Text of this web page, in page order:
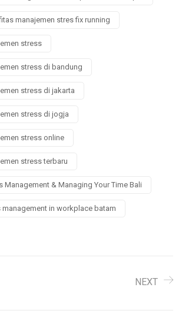
manajemen stres fix running
stress
stress di bandung
stress di jakarta
stress di jogja
stress online
stress terbaru
Management & Managing Your Time Bali
in workplace batam
NEXT